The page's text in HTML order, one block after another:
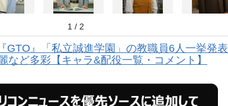
1 / 2
GTO』「私立誠進学園」の教職員6人一挙発表
など多彩【キャラ&配役一覧・コメント】